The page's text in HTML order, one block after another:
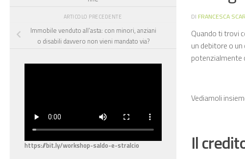
DI FRANCESCA
Quando ti trovi
un debitore o
potenzialmente
Vediamoli
Il
ARTICOLO PRECEDENTE
Immobile venduto all’asta: con minori, anziani
o disabili davvero non vieni mandato via?
https://bit.ly/workshop-saldo-e-stralcio